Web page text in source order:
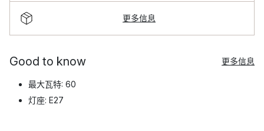
更多信息
Good to know 更多信息
最大瓦特: 60
灯座: E27